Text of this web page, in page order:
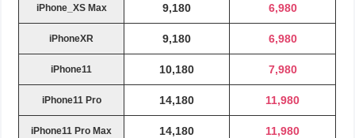
iPhone_XS Max 9,180 6,980
iPhoneXR 9,180 6,980
iPhone11 10,180 7,980
iPhone11 Pro 14,180 11,980
iPhone11 Pro Max 14,180 11,980